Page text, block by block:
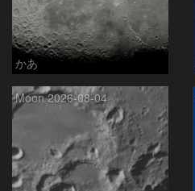
かあ
Moon 2026-08-04